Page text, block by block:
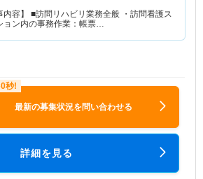
内容】 ■訪問リハビリ業務全般 ・訪問看護ス
ョン内の事務作業：帳票…
最新の募集状況を問い合わせる
詳細を見る